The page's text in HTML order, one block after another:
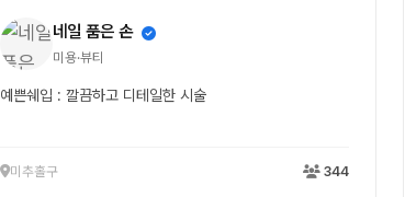
네일 품은 손
미용·뷰티
예쁜쉐입 : 깔끔하고 디테일한 시술
미추홀구 344